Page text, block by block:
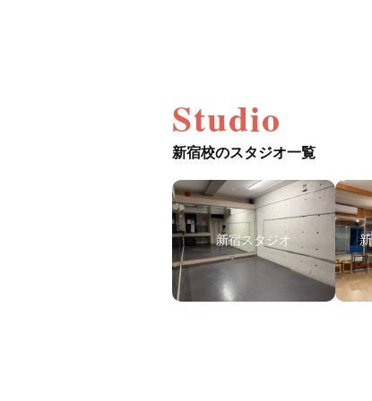
Studio
新宿校のスタジオ一覧
新宿スタジオ